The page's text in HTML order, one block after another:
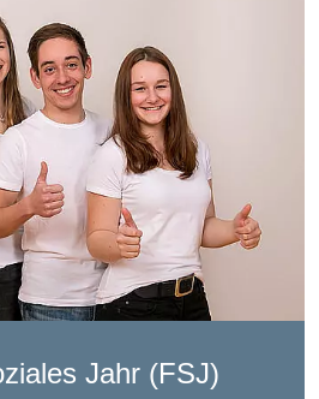
Jahr (FSJ)